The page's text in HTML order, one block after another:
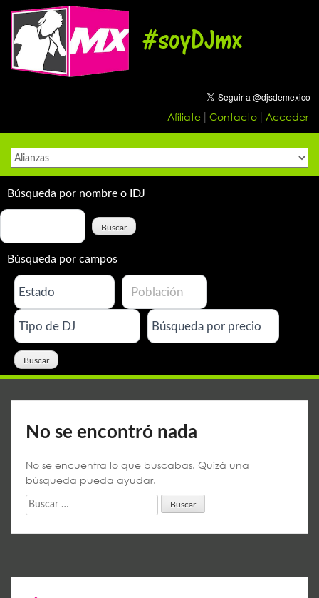
content
#soyDJmx
Afíliate Contacto Acceder
Búsqueda por nombre o IDJ
Búsqueda por campos
No se encontró nada
No se encuentra lo que buscabas. Quizá una
búsqueda pueda ayudar.
Buscar: